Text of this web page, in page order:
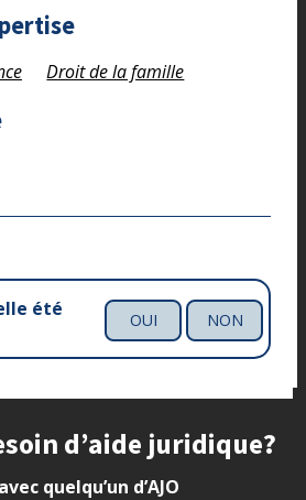
Droit de la famille
été
OUI NON
d’aide juridique?
quelqu’un d’AJO